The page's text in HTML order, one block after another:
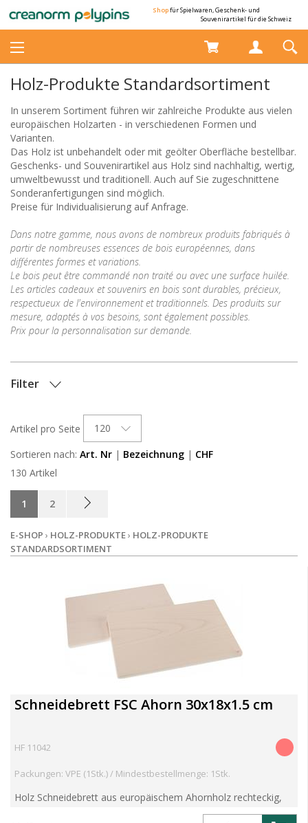
Shopfür Spielwaren, Geschenk- und
Souvenirartikel für die Schweiz
Holz-Produkte Standardsortiment
In unserem Sortiment führen wir zahlreiche Produkte aus vielen
europäischen Holzarten - in verschiedenen Formen und
Varianten.
Das Holz ist unbehandelt oder mit geölter Oberfläche bestellbar.
Geschenks- und Souvenirartikel aus Holz sind nachhaltig, wertig,
umweltbewusst und traditionell. Auch auf Sie zugeschnittene
Sonderanfertigungen sind möglich.
Preise für Individualisierung auf Anfrage.
Dans notre gamme, nous avons de nombreux produits fabriqués à
partir de nombreuses essences de bois européennes, dans
différentes formes et variations.
Le bois peutêtre commandé non traité ou avec une surface huilée.
Les articles cadeaux et souvenirs en bois sont durables, précieux,
respectueux de l'environnement et traditionnels. Des produits sur
mesure, adaptés à vos besoins, sontégalement possibles.
Prix pour la personnalisation sur demande.
Filter
LAGERBESTAND
Artikel pro Seite
120
Sortieren nach: Art. Nr | Bezeichnung | CHF
130 Artikel
1 2
E-SHOP › HOLZ-PRODUKTE› HOLZ-PRODUKTE
STANDARDSORTIMENT
Schneidebrett FSC Ahorn 30x18x1.5 cm
HF 11042
Packungen: VPE (1Stk.) / Mindestbestellmenge: 1Stk.
Holz Schneidebrett aus europäischem Ahornholz rechteckig,
teilweise verleimt, ohne Oberflächenbehandlung Artikelgewicht